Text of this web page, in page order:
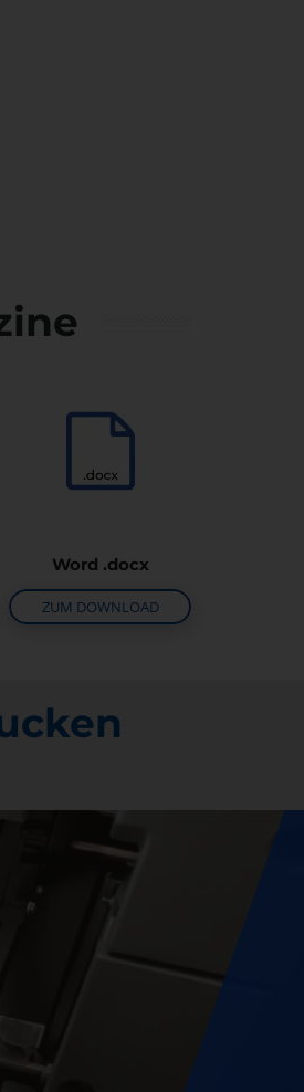
Word .docx
ZUM DOWNLOAD
geschlossen. Seine Funktionalität ist identisch mit